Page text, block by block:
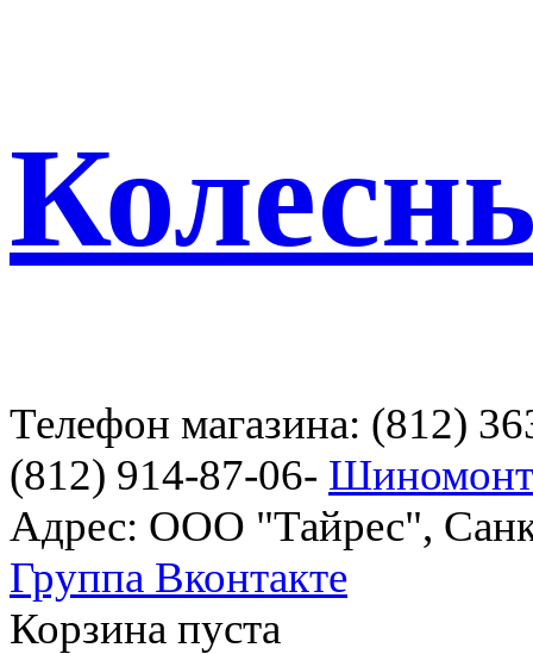
Телефон магазина: (812)
(812) 914-87-06-
Адрес: ООО "Тайрес",
Группа Вконтакте
Корзина пуста